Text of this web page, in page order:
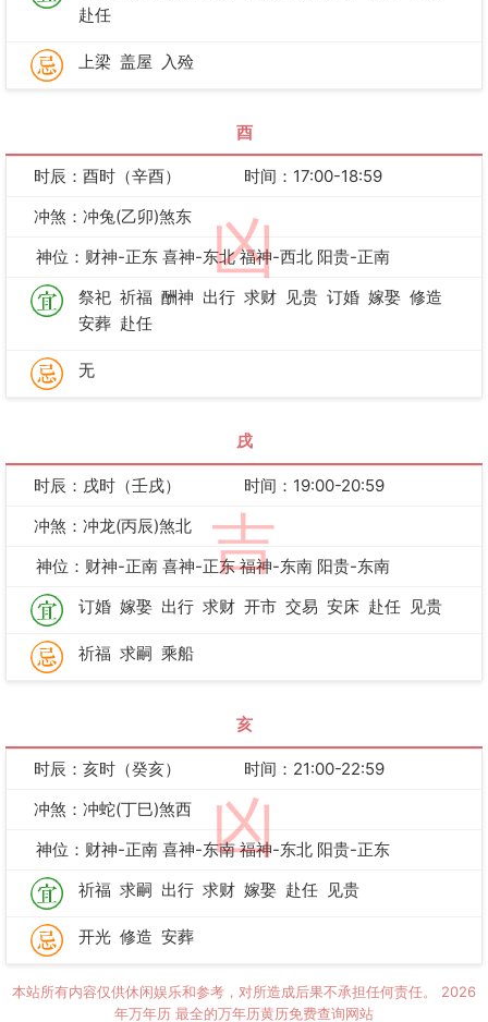
赴任
上梁 盖屋 入殓
酉
凶
时辰：酉时（辛酉）
时间：17:00-18:59
冲煞：冲兔(乙卯)煞东
神位：财神-正东 喜神-东北 福神-西北 阳贵-正南
祭祀 祈福 酬神 出行 求财 见贵 订婚 嫁娶 修造
安葬 赴任
无
戌
吉
时辰：戌时（壬戌）
时间：19:00-20:59
冲煞：冲龙(丙辰)煞北
神位：财神-正南 喜神-正东 福神-东南 阳贵-东南
订婚 嫁娶 出行 求财 开市 交易 安床 赴任 见贵
祈福 求嗣 乘船
亥
凶
时辰：亥时（癸亥）
时间：21:00-22:59
冲煞：冲蛇(丁巳)煞西
神位：财神-正南 喜神-东南 福神-东北 阳贵-正东
祈福 求嗣 出行 求财 嫁娶 赴任 见贵
开光 修造 安葬
本站所有内容仅供休闲娱乐和参考，对所造成后果不承担任何责任。 2026
年万年历 最全的万年历黄历免费查询网站